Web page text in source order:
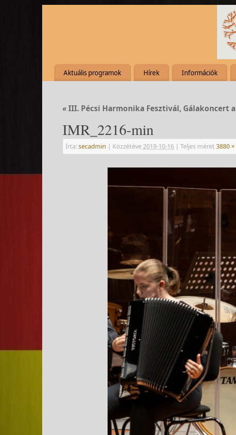
Aktuális programok Hírek Információk
«III. Pécsi Harmonika Fesztivál, Gálakoncert
IMR_2216-min
Írta:secadmin | Közzétéve2019-10-16 | Teljes méret 3880